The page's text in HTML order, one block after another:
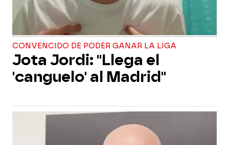
CONVENCIDO DE PODER GANAR LA LIGA
Jota Jordi: "Llega el
'canguelo' al Madrid"